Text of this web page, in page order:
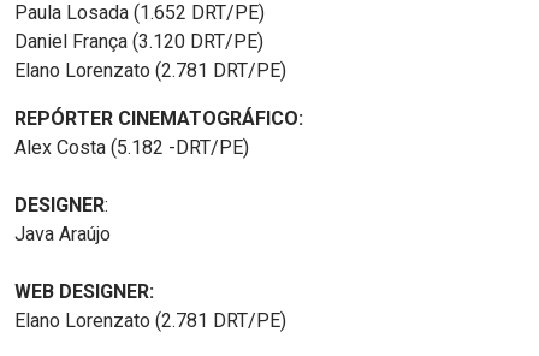
Paula Losada (1.652 DRT/PE)
Daniel França (3.120 DRT/PE)
Elano Lorenzato (2.781 DRT/PE)
REPÓRTER CINEMATOGRÁFICO:
Alex Costa (5.182 -DRT/PE)
DESIGNER:
Java Araújo
WEB DESIGNER:
Elano Lorenzato (2.781 DRT/PE)